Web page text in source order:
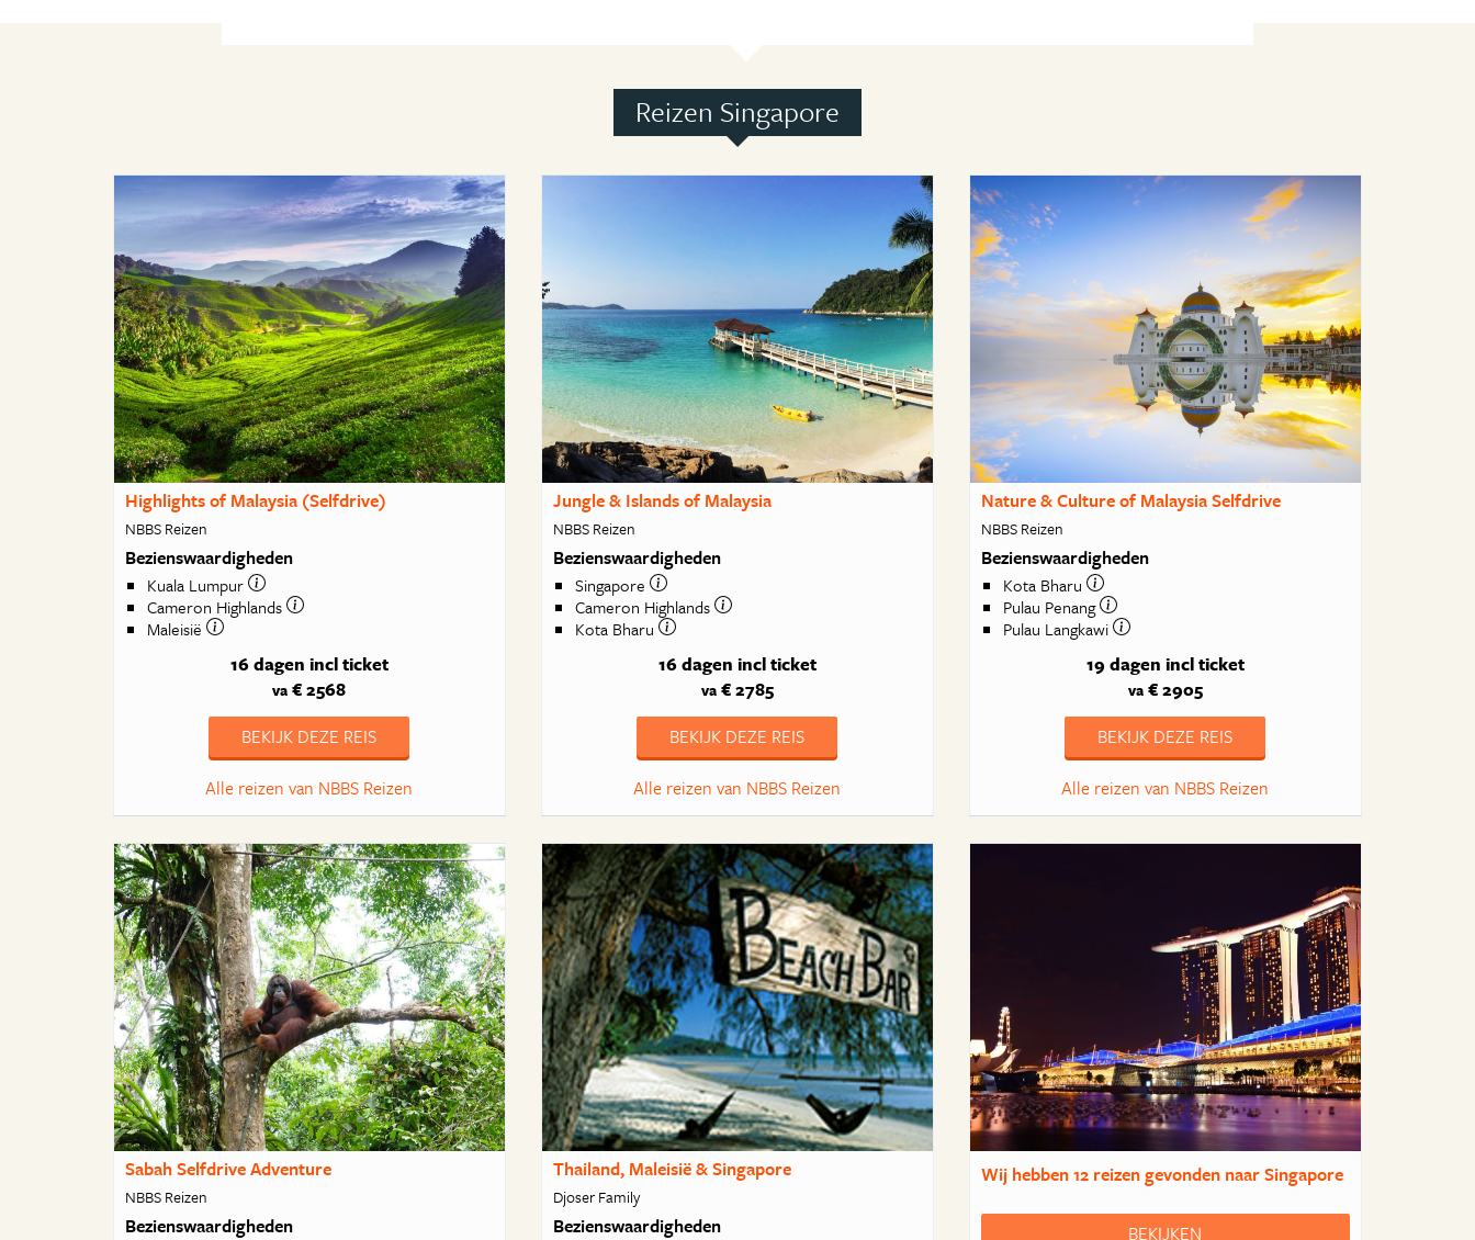
Reizen Singapore
Highlights of Malaysia (Selfdrive)
NBBS Reizen
Bezienswaardigheden
Kuala Lumpur
Cameron Highlands
Maleisië
16 dagen incl ticket
va € 2568
BEKIJK DEZE REIS
Alle reizen van NBBS Reizen
Jungle & Islands of Malaysia
NBBS Reizen
Bezienswaardigheden
Singapore
Cameron Highlands
Kota Bharu
16 dagen incl ticket
va€ 2785
BEKIJK DEZE REIS
Alle reizen van NBBS Reizen
Nature & Culture of Malaysia Selfdrive
NBBS Reizen
Bezienswaardigheden
Kota Bharu
Pulau Penang
Pulau Langkawi
19 dagen incl ticket
va€ 2905
BEKIJK DEZE REIS
Alle reizen van NBBS Reizen
Sabah Selfdrive Adventure
NBBS Reizen
Bezienswaardigheden
Thailand, Maleisië & Singapore
Djoser Family
Bezienswaardigheden
Wij hebben12 reizengevonden naar Singapore
BEKIJKEN